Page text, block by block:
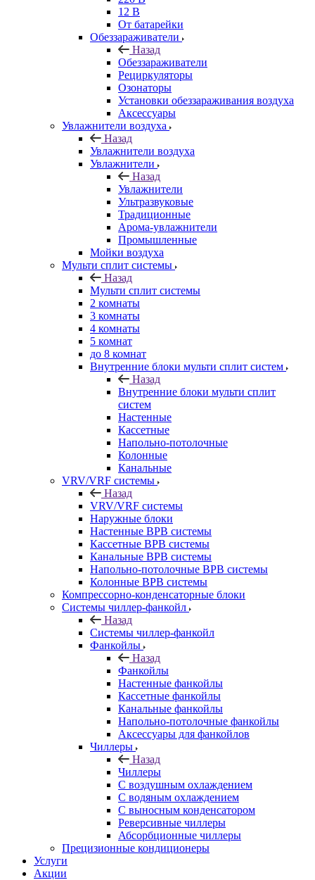
12 В
От батарейки
Обеззараживатели
Назад
Обеззараживатели
Рециркуляторы
Озонаторы
Установки обеззараживания воздуха
Аксессуары
Увлажнители воздуха
Назад
Увлажнители воздуха
Увлажнители
Назад
Увлажнители
Ультразвуковые
Традиционные
Арома-увлажнители
Промышленные
Мойки воздуха
Мульти сплит системы
Назад
Мульти сплит системы
2 комнаты
3 комнаты
4 комнаты
5 комнат
до 8 комнат
Внутренние блоки мульти сплит систем
Назад
Внутренние блоки мульти сплит
систем
Настенные
Кассетные
Напольно-потолочные
Колонные
Канальные
VRV/VRF системы
Назад
VRV/VRF системы
Наружные блоки
Настенные ВРВ системы
Кассетные ВРВ системы
Канальные ВРВ системы
Напольно-потолочные ВРВ системы
Колонные ВРВ системы
Компрессорно-конденсаторные блоки
Системы чиллер-фанкойл
Назад
Системы чиллер-фанкойл
Фанкойлы
Назад
Фанкойлы
Настенные фанкойлы
Кассетные фанкойлы
Канальные фанкойлы
Напольно-потолочные фанкойлы
Аксессуары для фанкойлов
Чиллеры
Назад
Чиллеры
С воздушным охлаждением
С водяным охлаждением
С выносным конденсатором
Реверсивные чиллеры
Абсорбционные чиллеры
Прецизионные кондиционеры
Услуги
Акции